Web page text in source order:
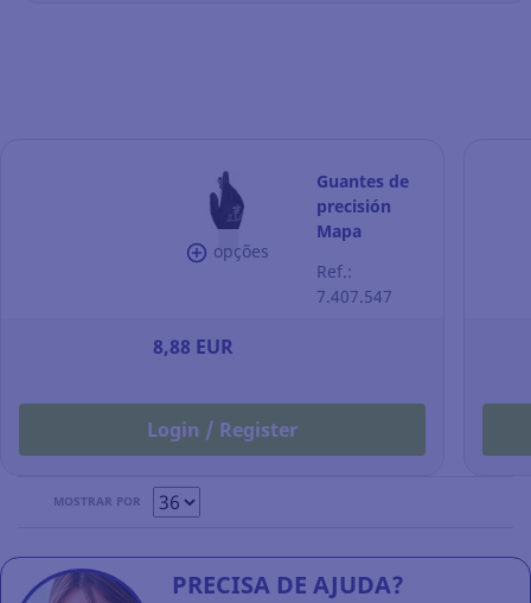
opções
Guantes de
precisión
Mapa
talla 9 - Caja
de 12 pares
Ref.:
7.407.547
8,88 EUR
Login / Register
MOSTRAR POR
PRECISA DE AJUDA?